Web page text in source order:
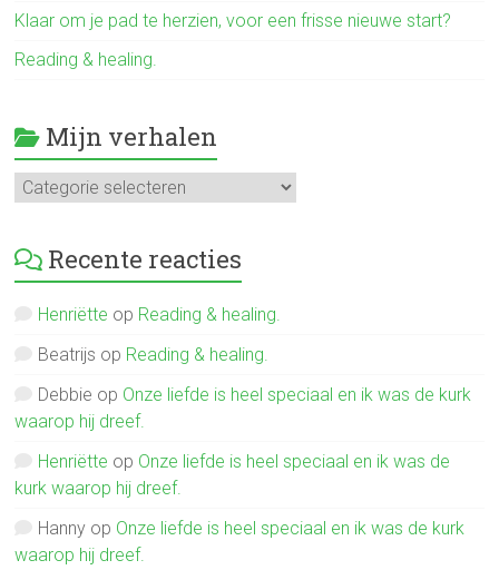
Klaar om je pad te herzien, voor een frisse nieuwe start?
Reading & healing.
Mijn verhalen
Mijn
verhalen
Recente reacties
Henriëtte op Reading & healing.
Beatrijs op Reading & healing.
Debbie op Onze liefde is heel speciaal en ik was de kurk
waarop hij dreef.
Henriëtte op Onze liefde is heel speciaal en ik was de
kurk waarop hij dreef.
Hanny op Onze liefde is heel speciaal en ik was de kurk
waarop hij dreef.